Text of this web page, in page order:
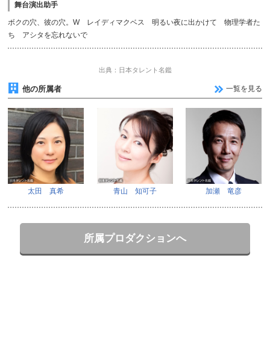
舞台演出助手
ボクの穴、彼の穴。W レイディマクベス 明るい夜に出かけて 物理学者た
ち アシタを忘れないで
出典：日本タレント名鑑
他の所属者 一覧を見る
太田 真希 青山 知可子 加瀬 竜彦
所属プロダクションへ